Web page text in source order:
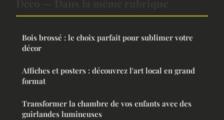
Bois brossé : le choix parfait pour sublimer votre
décor
Affiches et posters : découvrez l'art local en grand
format
Transformer la chambre de vos enfants avec des
guirlandes lumineuses